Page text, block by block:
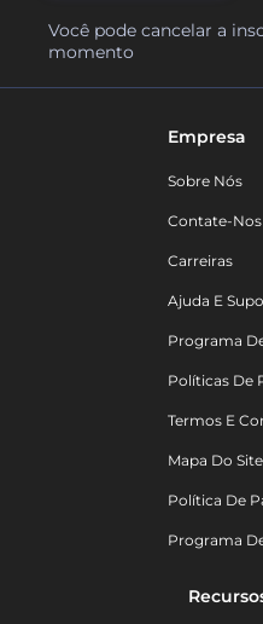
Você pode cancelar a
momento
Empresa
Sobre Nós
Contate-Nos
Carreiras
Ajuda E
Programa
Políticas De
Termos E
Mapa Do Site
Política De
Programa